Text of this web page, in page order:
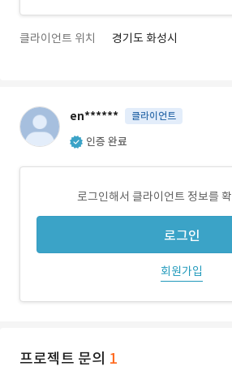
클라이언트 위치 경기도 화성시
en****** 클라이언트
인증 완료
로그인해서 클라이언트 정보를
로그인
회원가입
프로젝트 문의 1